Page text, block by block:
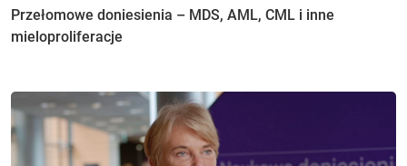
Przełomowe doniesienia – MDS, AML, CML i inne
mieloproliferacje